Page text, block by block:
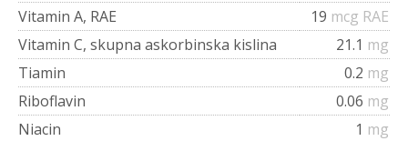
Vitamin A, RAE
19 mcg RAE
Vitamin C, skupna askorbinska kislina
21.1 mg
Tiamin
0.2 mg
Riboflavin
0.06 mg
Niacin
1 mg